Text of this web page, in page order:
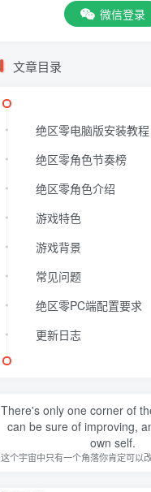
微信登录
文章目录
绝区零电脑版安装教程
绝区零角色节奏榜
绝区零角色介绍
游戏特色
游戏背景
常见问题
绝区零PC端配置要求
更新日志
There's only one corner of
can be sure of improving,
own self.
这个宇宙中只有一个角落你肯定可以